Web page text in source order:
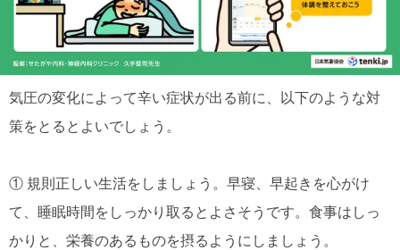
気圧の変化によって辛い症状が出る前に、以下のような対
策をとるとよいでしょう。
① 規則正しい生活をしましょう。早寝、早起きを心がけ
て、睡眠時間をしっかり取るとよさそうです。食事はしっ
かりと、栄養のあるものを摂るようにしましょう。